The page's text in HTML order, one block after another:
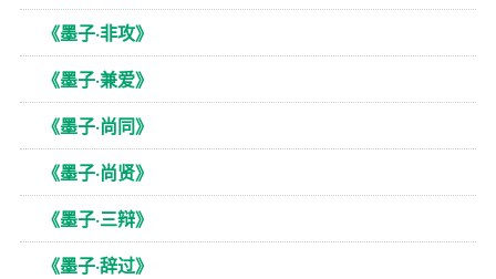
《墨子·非攻》
《墨子·兼爱》
《墨子·尚同》
《墨子·尚贤》
《墨子·三辩》
《墨子·辞过》